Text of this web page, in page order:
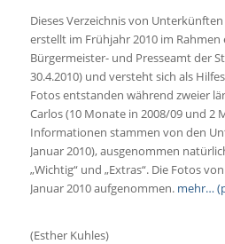
Dieses Verzeichnis von
erstellt im Frühjahr 2010 im
Bürgermeister- und Presseamt der
30.4.2010) und versteht sich als
Fotos entstanden während zweier
Carlos (10 Monate in 2008/09 und 2
Informationen stammen von den
Januar 2010), ausgenommen
„Wichtig“ und „Extras“. Die Fotos
Januar 2010 aufgenommen. mehr…
(Esther Kuhles)